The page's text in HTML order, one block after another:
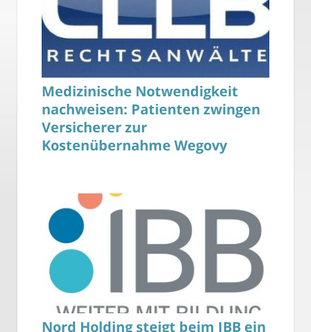
Medizinische Notwendigkeit
nachweisen: Patienten zwingen
Versicherer zur
Kostenübernahme Wegovy
Nord Holding steigt beim IBB ein